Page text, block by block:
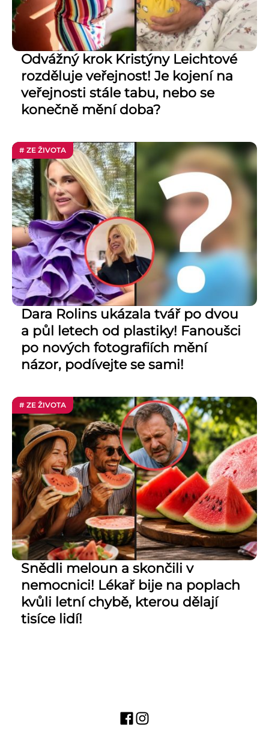
Odvážný krok Kristýny Leichtové
rozděluje veřejnost! Je kojení na
veřejnosti stále tabu, nebo se
konečně mění doba?
# ZE ŽIVOTA
Dara Rolins ukázala tvář po dvou
a půl letech od plastiky! Fanoušci
po nových fotografiích mění
názor, podívejte se sami!
# ZE ŽIVOTA
Snědli meloun a skončili v
nemocnici! Lékař bije na poplach
kvůli letní chybě, kterou dělají
tisíce lidí!